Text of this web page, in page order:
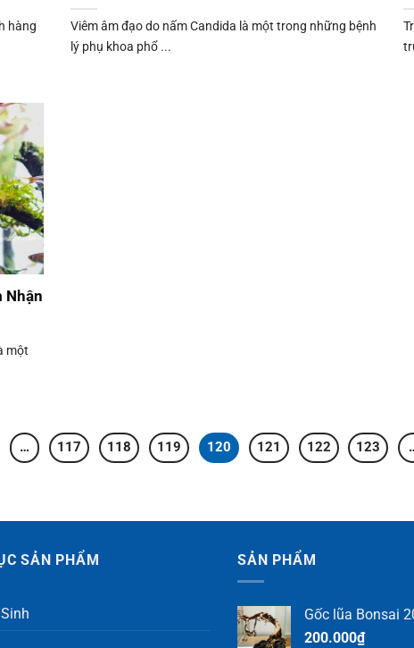
hàng
Viêm âm đạo do nấm Candida là một trong những bệnh
lý phụ khoa phổ ...
Nhận
một
… 117 118 119 120 121 122 123
SẢN PHẨM SẢN PHẨM
Gốc lũa Bonsai
200.000₫